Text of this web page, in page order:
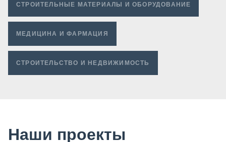
СТРОИТЕЛЬНЫЕ МАТЕРИАЛЫ И ОБОРУДОВАНИЕ
МЕДИЦИНА И ФАРМАЦИЯ
СТРОИТЕЛЬСТВО И НЕДВИЖИМОСТЬ
Наши проекты